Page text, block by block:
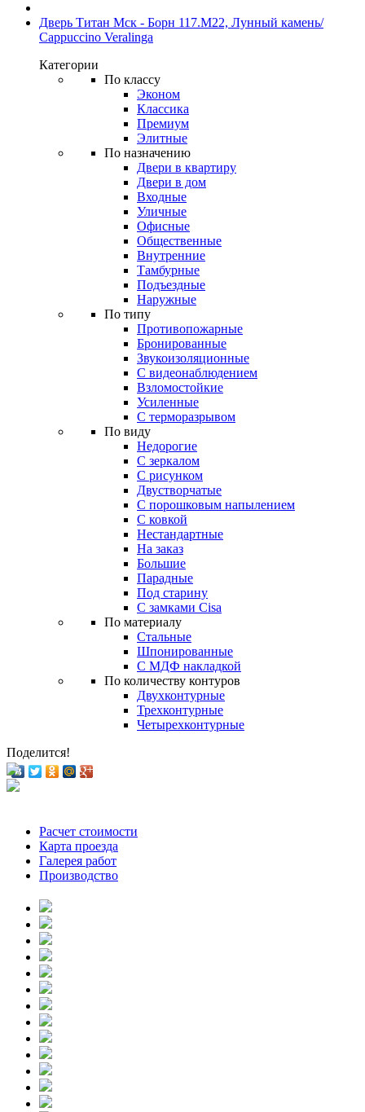
Дверь Титан Мск - Борн 117.М22, Лунный камень/
Cappuccino Veralinga
Категории
По классу
Эконом
Классика
Премиум
Элитные
По назначению
Двери в квартиру
Двери в дом
Входные
Уличные
Офисные
Общественные
Внутренние
Тамбурные
Подъездные
Наружные
По типу
Противопожарные
Бронированные
Звукоизоляционные
С видеонаблюдением
Взломостойкие
Усиленные
С терморазрывом
По виду
Недорогие
С зеркалом
С рисунком
Двустворчатые
С порошковым напылением
С ковкой
Нестандартные
На заказ
Большие
Парадные
Под старину
С замками Cisa
По материалу
Стальные
Шпонированные
С МДФ накладкой
По количеству контуров
Двухконтурные
Трехконтурные
Четырехконтурные
Поделится!
Расчет стоимости
Карта проезда
Галерея работ
Производство